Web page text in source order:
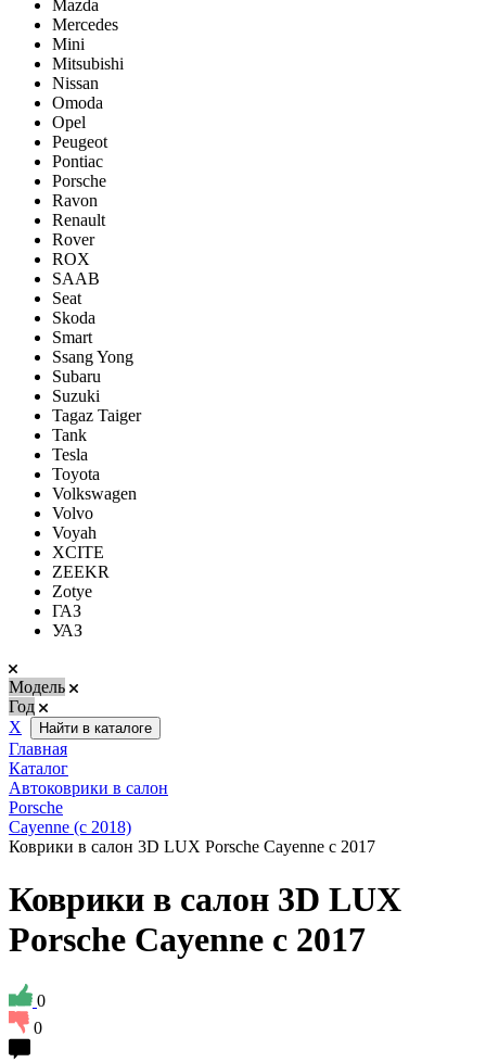
Mazda
Mercedes
Mini
Mitsubishi
Nissan
Omoda
Opel
Peugeot
Pontiac
Porsсhe
Ravon
Renault
Rover
ROX
SAAB
Seat
Skoda
Smart
Ssang Yong
Subaru
Suzuki
Tagaz Taiger
Tank
Tesla
Toyota
Volkswagen
Volvo
Voyah
XCITE
ZEEKR
Zotye
ГАЗ
УАЗ
Модель
Год
Х
Найти в каталоге
Главная
Каталог
Автоковрики в салон
Porsсhe
Cayenne (с 2018)
Коврики в салон 3D LUX Porsche Cayenne c 2017
Коврики в салон 3D LUX
Porsche Cayenne c 2017
0
0